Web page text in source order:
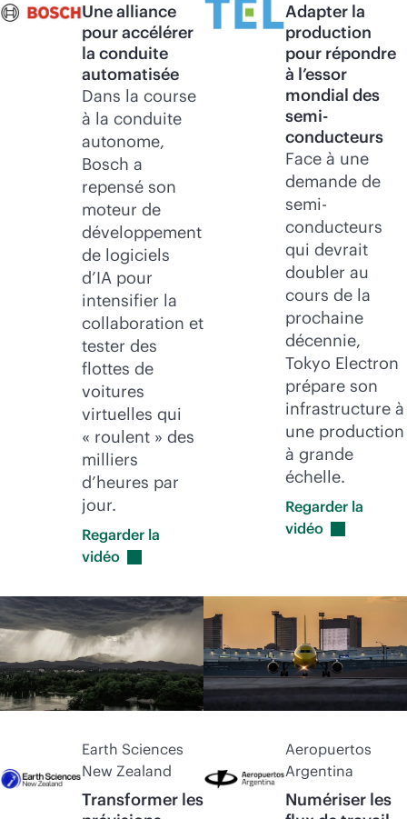
Une alliance
pour accélérer
la conduite
automatisée
Dans la course
à la conduite
autonome,
Bosch a
repensé son
moteur de
développement
de logiciels
d’IA pour
intensifier la
collaboration et
tester des
flottes de
voitures
virtuelles qui
« roulent » des
milliers
d’heures par
jour.
Regarder la
vidéo
Adapter la
production
pour répondre
à l’essor
mondial des
semi-
conducteurs
Face à une
demande de
semi-
conducteurs
qui devrait
doubler au
cours de la
prochaine
décennie,
Tokyo Electron
prépare son
infrastructure à
une production
à grande
échelle.
Regarder la
vidéo
Earth Sciences
New Zealand
Transformer les
Aeropuertos
Argentina
Numériser les